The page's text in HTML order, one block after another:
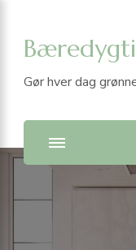
Gør hver dag